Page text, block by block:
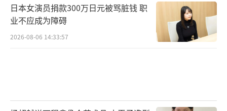
日本女演员捐款300万日元被骂脏钱 职
业不应成为障碍
2026-08-06 14:33:57